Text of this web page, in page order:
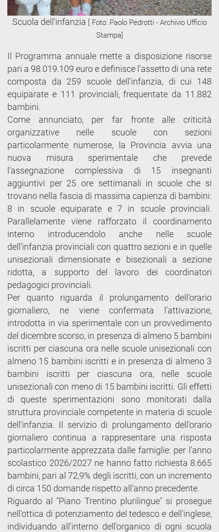
Scuola dell'infanzia [ Foto: Paolo Pedrotti - Archivio Ufficio
Stampa]
Il Programma annuale mette a disposizione risorse
pari a 98.019.109 euro e definisce l'assetto di una rete
composta da 259 scuole dell'infanzia, di cui 148
equiparate e 111 provinciali, frequentate da 11.882
bambini.
Come annunciato, per far fronte alle criticità
organizzative nelle scuole con sezioni
particolarmente numerose, la Provincia avvia una
nuova misura sperimentale che prevede
l'assegnazione complessiva di 15 insegnanti
aggiuntivi per 25 ore settimanali in scuole che si
trovano nella fascia di massima capienza di bambini:
8 in scuole equiparate e 7 in scuole provinciali.
Parallelamente viene rafforzato il coordinamento
interno introducendolo anche nelle scuole
dell’infanzia provinciali con quattro sezioni e in quelle
unisezionali dimensionate e bisezionali a sezione
ridotta, a supporto del lavoro dei coordinatori
pedagogici provinciali.
Per quanto riguarda il prolungamento dell'orario
giornaliero, ne viene confermata l'attivazione,
introdotta in via sperimentale con un provvedimento
del dicembre scorso, in presenza di almeno 5 bambini
iscritti per ciascuna ora nelle scuole unisezionali con
almeno 15 bambini iscritti e in presenza di almeno 3
bambini iscritti per ciascuna ora, nelle scuole
unisezionali con meno di 15 bambini iscritti. Gli effetti
di queste sperimentazioni sono monitorati dalla
struttura provinciale competente in materia di scuole
dell'infanzia. Il servizio di prolungamento dell'orario
giornaliero continua a rappresentare una risposta
particolarmente apprezzata dalle famiglie: per l'anno
scolastico 2026/2027 ne hanno fatto richiesta 8.665
bambini, pari al 72,9% degli iscritti, con un incremento
di circa 150 domande rispetto all'anno precedente.
Riguardo al "Piano Trentino plurilingue" si prosegue
nell'ottica di potenziamento del tedesco e dell'inglese,
individuando all'interno dell'organico di ogni scuola